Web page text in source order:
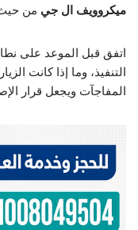
ميكروويف ال جي من
اتفق قبل الموعد على
التنفيذ، وما إذا كانت
المفاجآت ويجعل قرار